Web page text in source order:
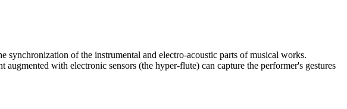
synchronization of the instrumental and electro-acoustic parts of musical works.
with electronic sensors (the hyper-flute) can capture the performer's gestures